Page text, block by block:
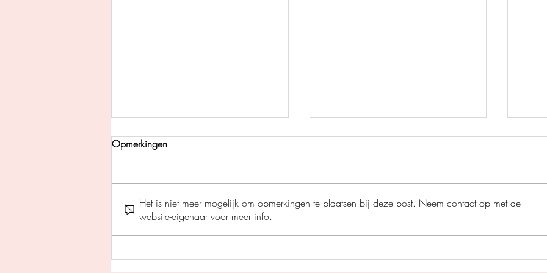
Pil des doods - Gerard
A war of Wyverns - S.F.
Opmerkingen
Het is niet meer mogelijk om opmerkingen te plaatsen bij deze post. Neem contact op met de
website-eigenaar voor meer info.